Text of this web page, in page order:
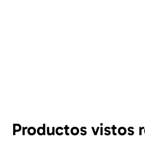
Productos vistos